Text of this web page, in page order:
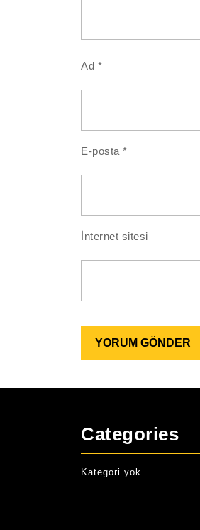
Ad *
E-posta*
İnternet sitesi
Categories
Kategori yok